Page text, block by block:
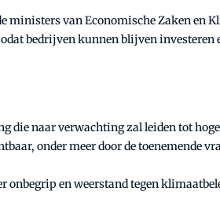
ministers van Economische Zaken en
bedrijven kunnen blijven investeren
die naar verwachting zal leiden tot
onder meer door de toenemende
onbegrip en weerstand tegen